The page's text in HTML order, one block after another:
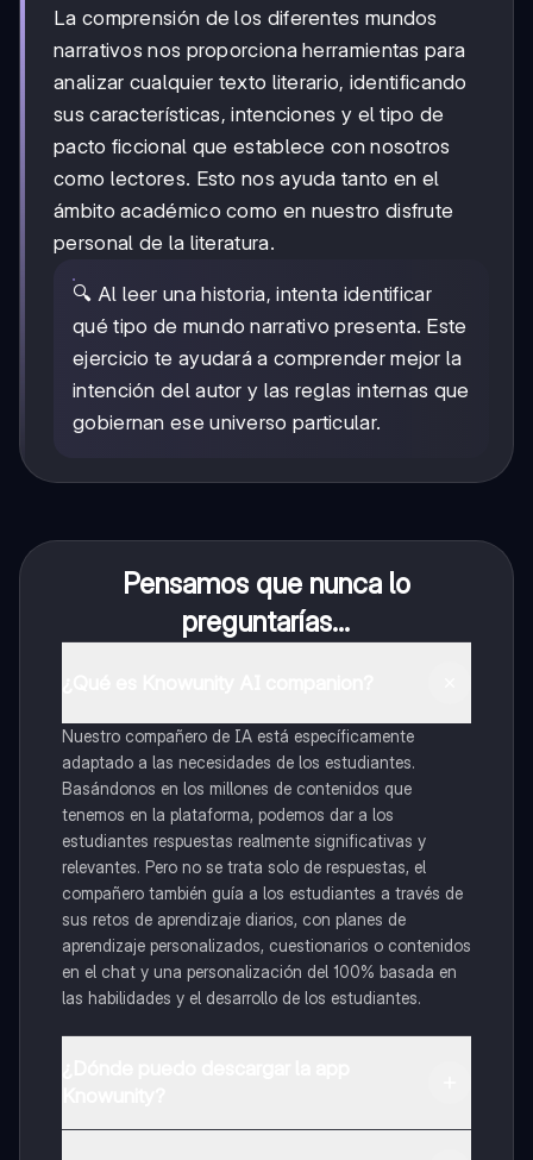
La comprensión de los diferentes mundos
narrativos nos proporciona herramientas para
analizar cualquier texto literario, identificando
sus características, intenciones y el tipo de
pacto ficcional que establece con nosotros
como lectores. Esto nos ayuda tanto en el
ámbito académico como en nuestro disfrute
personal de la literatura.
🔍 Al leer una historia, intenta identificar
qué tipo de mundo narrativo presenta. Este
ejercicio te ayudará a comprender mejor la
intención del autor y las reglas internas que
gobiernan ese universo particular.
Pensamos que nunca lo
preguntarías...
Nuestro compañero de IA está específicamente
adaptado a las necesidades de los estudiantes.
Basándonos en los millones de contenidos que
tenemos en la plataforma, podemos dar a los
estudiantes respuestas realmente significativas y
relevantes. Pero no se trata solo de respuestas, el
compañero también guía a los estudiantes a través de
sus retos de aprendizaje diarios, con planes de
aprendizaje personalizados, cuestionarios o contenidos
en el chat y una personalización del 100% basada en
las habilidades y el desarrollo de los estudiantes.